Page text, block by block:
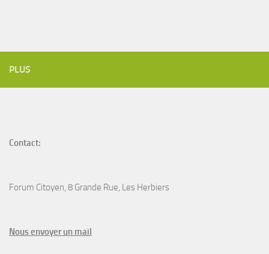
PLUS
Contact:
Forum Citoyen, 8 Grande Rue, Les Herbiers
Nous envoyer un mail